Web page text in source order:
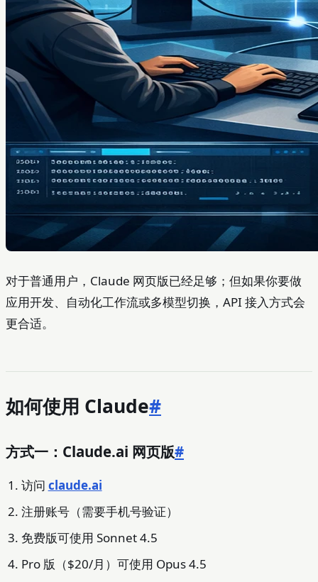
对于普通用户，Claude 网页版已经足够；但如果你要做
应用开发、自动化工作流或多模型切换，API 接入方式会
更合适。
如何使用 Claude#
方式一：Claude.ai 网页版#
访问 claude.ai
注册账号（需要手机号验证）
免费版可使用 Sonnet 4.5
Pro 版（$20/月）可使用 Opus 4.5